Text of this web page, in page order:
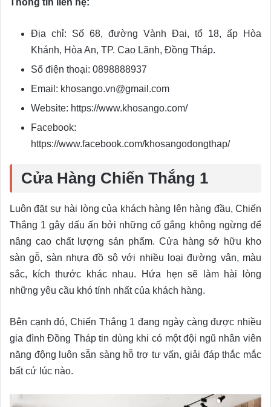
Thông tin liên hệ:
Địa chỉ: Số 68, đường Vành Đai, tổ 18, ấp Hòa
Khánh, Hòa An, TP. Cao Lãnh, Đồng Tháp.
Số điện thoại: 0898888937
Email: khosango.vn@gmail.com
Website: https://www.khosango.com/
Facebook:
https://www.facebook.com/khosangodongthap/
Cửa Hàng Chiến Thắng 1
Luôn đặt sự hài lòng của khách hàng lên hàng đầu, Chiến
Thắng 1 gây dấu ấn bởi những cố gắng không ngừng để
nâng cao chất lượng sản phẩm. Cửa hàng sở hữu kho
sàn gỗ, sàn nhựa đồ sộ với nhiều loại đường vân, màu
sắc, kích thước khác nhau. Hứa hẹn sẽ làm hài lòng
những yêu cầu khó tính nhất của khách hàng.
Bên cạnh đó, Chiến Thắng 1 đang ngày càng được nhiều
gia đình Đồng Tháp tin dùng khi có một đội ngũ nhân viên
năng động luôn sẵn sàng hỗ trợ tư vấn, giải đáp thắc mắc
bất cứ lúc nào.